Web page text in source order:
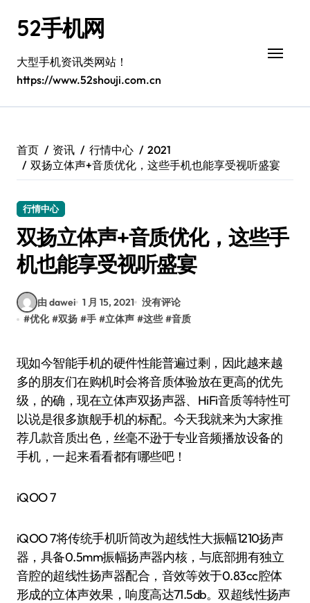
52手机网
大型手机资讯类网站！
https://www.52shouji.com.cn
首页 资讯 行情中心
2021
双扬立体声+音质优化，这些手机也能享受视听盛宴
行情中心
双扬立体声+音质优化，这些手
机也能享受视听盛宴
由 dawei 1 月 15, 2021 没有评论
#优化 #双扬 #手 #立体声 #这些 #音质
现如今智能手机的硬件性能普遍过剩，因此越来越
多的朋友们在购机时会将音质体验放在更高的优先
级，的确，现在立体声双扬声器、HiFi音质等特性可
以说是很多旗舰手机的标配。今天我就来为大家推
荐几款音质出色，丝毫不逊于专业音频播放设备的
手机，一起来看看都有哪些吧！
iQOO 7
iQOO 7将传统手机听筒改为超线性大振幅1210扬声
器，具备0.5mm振幅扬声器内核，与底部拥有独立
音腔的超线性扬声器配合，音效等效于0.83cc腔体
形成的立体声效果，响度高达71.5db。双超线性扬声